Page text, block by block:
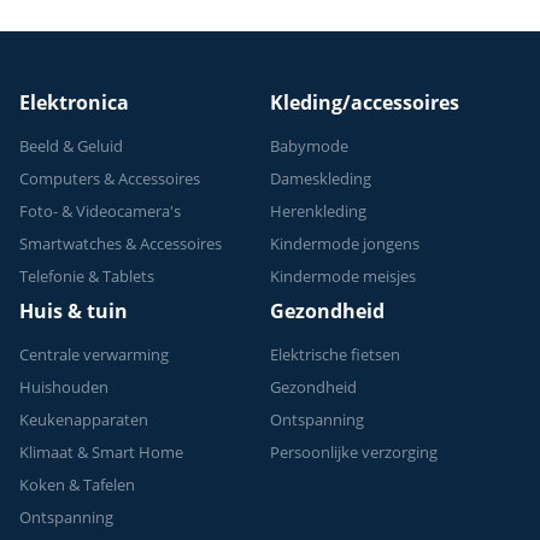
Krachttraining - Tot
Elektronica
Beeld & Geluid
Computers & Accessoires
Foto- & Videocamera's
Smartwatches & Accessoires
Telefonie & Tablets
Kleding/accessoires
Babymode
Dameskleding
Herenkleding
Kindermode jongens
Kindermode meisjes
Huis & tuin
Centrale verwarming
Huishouden
Keukenapparaten
Klimaat & Smart Home
Koken & Tafelen
Ontspanning
Gezondheid
Elektrische fietsen
Gezondheid
Ontspanning
Persoonlijke verzorging